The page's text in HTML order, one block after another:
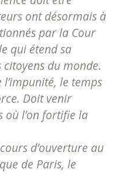
ont désormais à
par la Cour
qui étend sa
du monde.
le temps
Doit venir
où l’on fortifie la
d’ouverture au
de Paris, le